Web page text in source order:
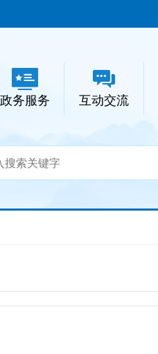
政务服务 互动交流